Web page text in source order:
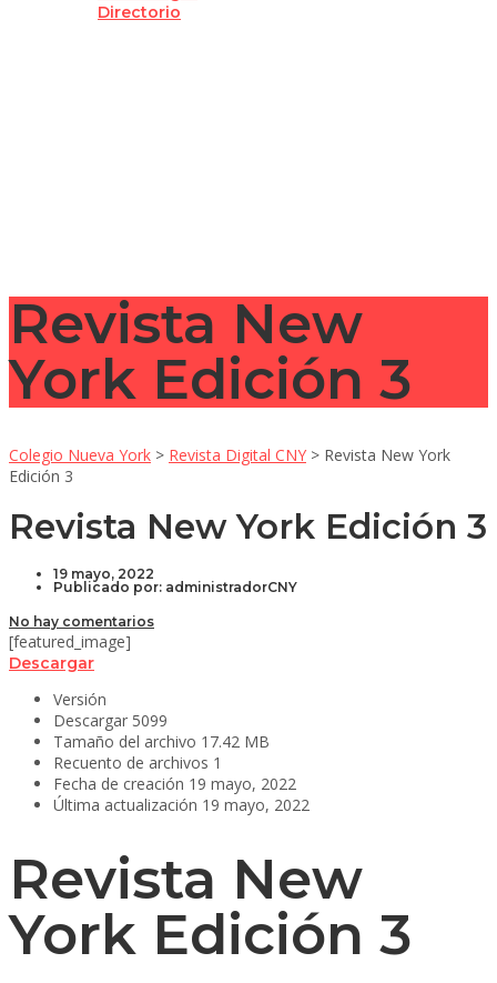
Directorio
Revista New
York Edición 3
Colegio Nueva York > Revista Digital CNY > Revista New York
Edición 3
Revista New York Edición 3
19 mayo, 2022
Publicado por: administradorCNY
No hay comentarios
[featured_image]
Descargar
Versión
Descargar 5099
Tamaño del archivo 17.42 MB
Recuento de archivos 1
Fecha de creación 19 mayo, 2022
Última actualización 19 mayo, 2022
Revista New
York Edición 3